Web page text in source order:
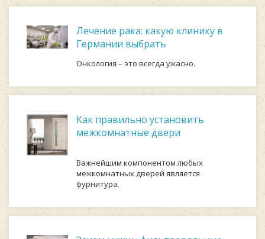
Лечение рака: какую клинику в
Германии выбрать
Онкология – это всегда ужасно.
Как правильно установить
межкомнатные двери
Важнейшим компонентом любых
межкомнатных дверей является
фурнитура.